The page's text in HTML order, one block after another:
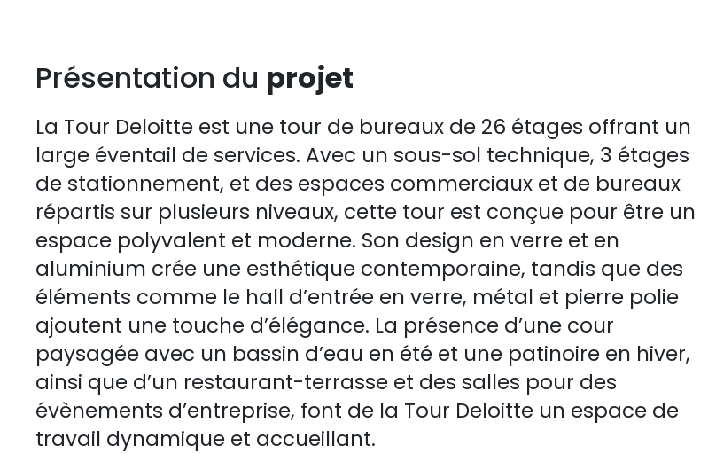
Présentation du projet
La Tour Deloitte est une tour de bureaux de 26 étages offrant un
large éventail de services. Avec un sous-sol technique, 3 étages
de stationnement, et des espaces commerciaux et de bureaux
répartis sur plusieurs niveaux, cette tour est conçue pour être un
espace polyvalent et moderne. Son design en verre et en
aluminium crée une esthétique contemporaine, tandis que des
éléments comme le hall d’entrée en verre, métal et pierre polie
ajoutent une touche d’élégance. La présence d’une cour
paysagée avec un bassin d’eau en été et une patinoire en hiver,
ainsi que d’un restaurant-terrasse et des salles pour des
évènements d’entreprise, font de la Tour Deloitte un espace de
travail dynamique et accueillant.